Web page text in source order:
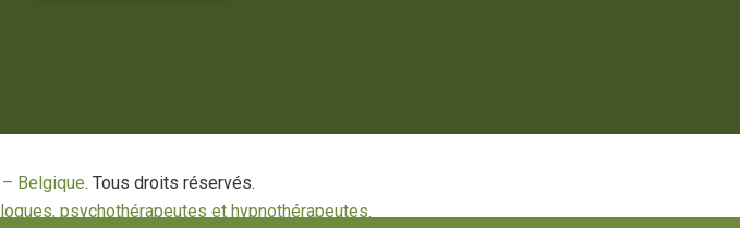
Belgique. Tous droits réservés.
psychothérapeutes et hypnothérapeutes.